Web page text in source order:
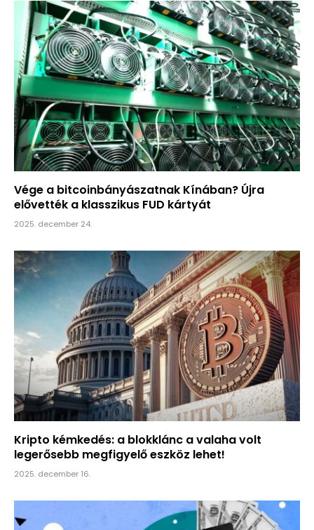
Vége a bitcoinbányászatnak Kínában? Újra
elővették a klasszikus FUD kártyát
2025. december 24.
Kripto kémkedés: a blokklánc a valaha volt
legerősebb megfigyelő eszköz lehet!
2025. december 16.